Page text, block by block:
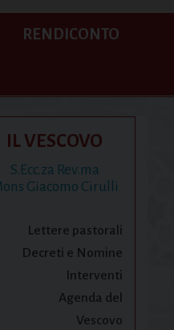
RENDICONTO
IL VESCOVO
S.Ecc.za Rev.ma
Giacomo Cirulli
Lettere pastorali
Decreti e Nomine
Interventi
Agenda del
Vescovo